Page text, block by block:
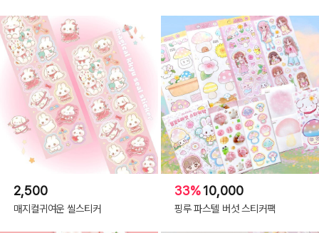
2,500
매지컬귀여운 씰스티커
33%10,000
핑루 파스텔 버섯 스티커팩